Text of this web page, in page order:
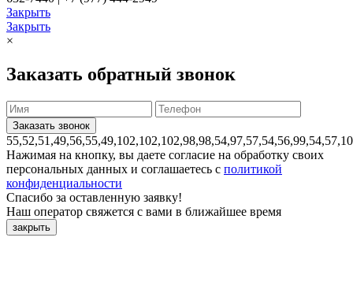
Закрыть
Закрыть
×
Заказать обратный звонок
Нажимая на кнопку, вы даете согласие на обработку своих
персональных данных и соглашаетесь с политикой
конфиденциальности
Спасибо за оставленную заявку!
Наш оператор свяжется с вами в ближайшее время
закрыть